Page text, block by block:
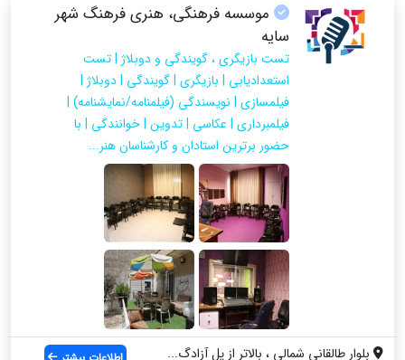
موسسه فرهنگی، هنری فرهنگ شهر
سایه
تست بازیگری ، گویندگی و دوبلاژ | تست
استعدادیابی | بازیگری | گویندگی | دوبلاژ |
فیلمسازی | نویسندگی (فیلمنامه/نمایشنامه) |
فیلمبرداری | عکاسی | تدوین | خوانندگی | با
حضور برترین استادان و کارشناسان هنر...
بلوار طالقانی شمالی ، بالاتر از پل آزادگ...